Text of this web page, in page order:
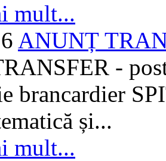
mult...
ANUNȚ
-
brancardier
și...
mult...